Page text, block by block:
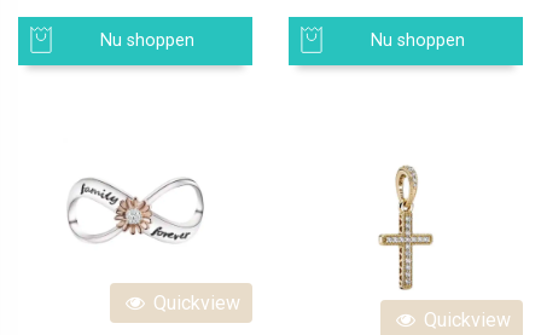
Nu shoppen Nu shoppen
Quickview
Quickview